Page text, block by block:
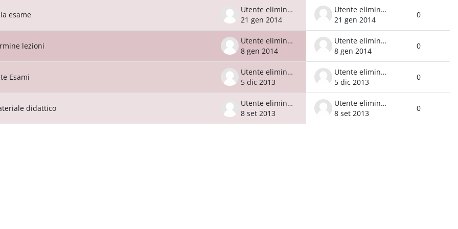
esame
Utente eliminato
21 gen 2014
Utente eliminato
21 gen 2014
0
lezioni
Utente eliminato
8 gen 2014
Utente eliminato
8 gen 2014
0
Esami
Utente eliminato
5 dic 2013
Utente eliminato
5 dic 2013
0
didattico
Utente eliminato
8 set 2013
Utente eliminato
8 set 2013
0